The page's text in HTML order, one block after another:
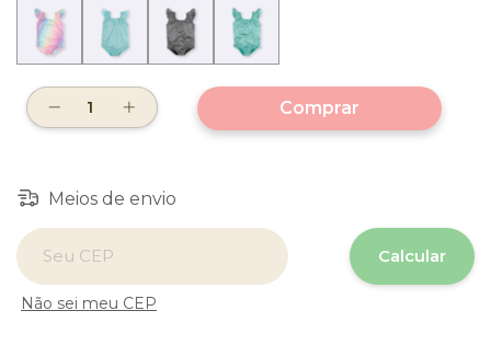
Meios de envio
Entregas para o CEP:
Calcular
Não sei meu CEP